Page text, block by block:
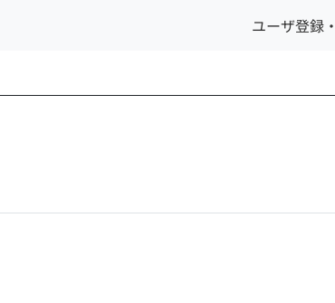
ユーザ登録